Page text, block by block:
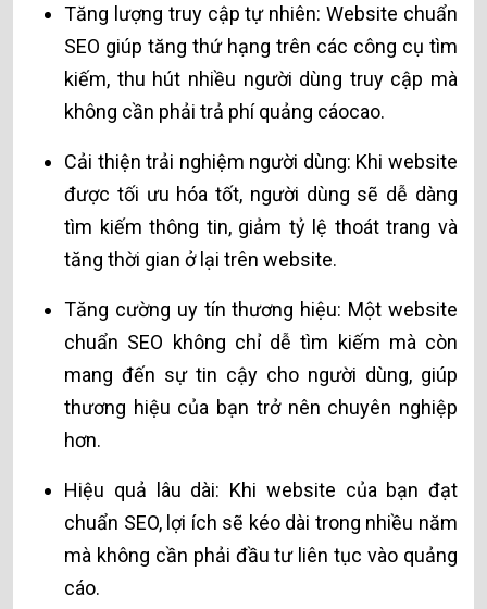
Tăng lượng truy cập tự nhiên: Website chuẩn
SEO giúp tăng thứ hạng trên các công cụ tìm
kiếm, thu hút nhiều người dùng truy cập mà
không cần phải trả phí quảng cáocao.
Cải thiện trải nghiệm người dùng: Khi website
được tối ưu hóa tốt, người dùng sẽ dễ dàng
tìm kiếm thông tin, giảm tỷ lệ thoát trang và
tăng thời gian ở lại trên website.
Tăng cường uy tín thương hiệu: Một website
chuẩn SEO không chỉ dễ tìm kiếm mà còn
mang đến sự tin cậy cho người dùng, giúp
thương hiệu của bạn trở nên chuyên nghiệp
hơn.
Hiệu quả lâu dài: Khi website của bạn đạt
chuẩn SEO, lợi ích sẽ kéo dài trong nhiều năm
mà không cần phải đầu tư liên tục vào quảng
cáo.